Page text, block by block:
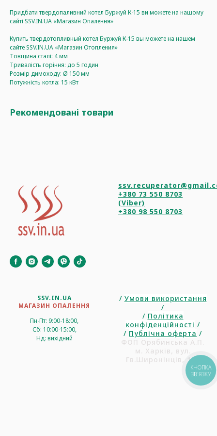
Придбати твердопаливний котел Буржуй К-15 ви можете на нашому
сайті SSV.IN.UA «Магазин Опалення»
Купить твердотопливный котел Буржуй К-15 вы можете на нашем
сайте SSV.IN.UA «Магазин Отопления»
Товщина сталі: 4 мм
Тривалість горіння: до 5 годин
Розмір димоходу: Ø 150 мм
Потужність котла: 15 кВт
Рекомендовані товари
+380 73 550 8703
(Viber)
+380 98 550 8703
SSV.IN.UA
МАГАЗИН ОПАЛЕННЯ
Пн-Пт: 9:00-18:00,
Сб: 10:00-15:00,
Нд: вихідний
/ Умови використання
/
/ Політика
конфіденційності /
/ Публічна оферта /
ФОП Орябинська А.П.
м. Харків, вул.
Гв.Широнінців, 102
КНОПКА
ЗВ'ЯЗКУ